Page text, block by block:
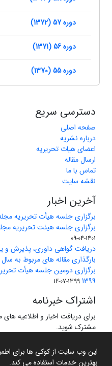
این وب سایت از کوکی ها برای
بهترین خدمات استفاده می کند.
دوره 57 (1372)
دوره 56 (1371)
دوره 55 (1370)
دسترسی سریع
صفحه اصلی
درباره نشریه
اعضای هیات تحریریه
ارسال مقاله
تماس با ما
نقشه سایت
آخرین اخبار
برگزاری جلسه هیأت تحریریه
برگزاری جلسه هیئت تحریریه
1401-04-09
دریافت گواهی داوری، پذیرش و یا
بارگذاری مقاله های مربوط به سال های 1370
برگزاری دومین جلسه هیأت
1399
1399-07-12
اشتراک خبرنامه
برای دریافت اخبار و اطلاعیه
مشترک شوید.